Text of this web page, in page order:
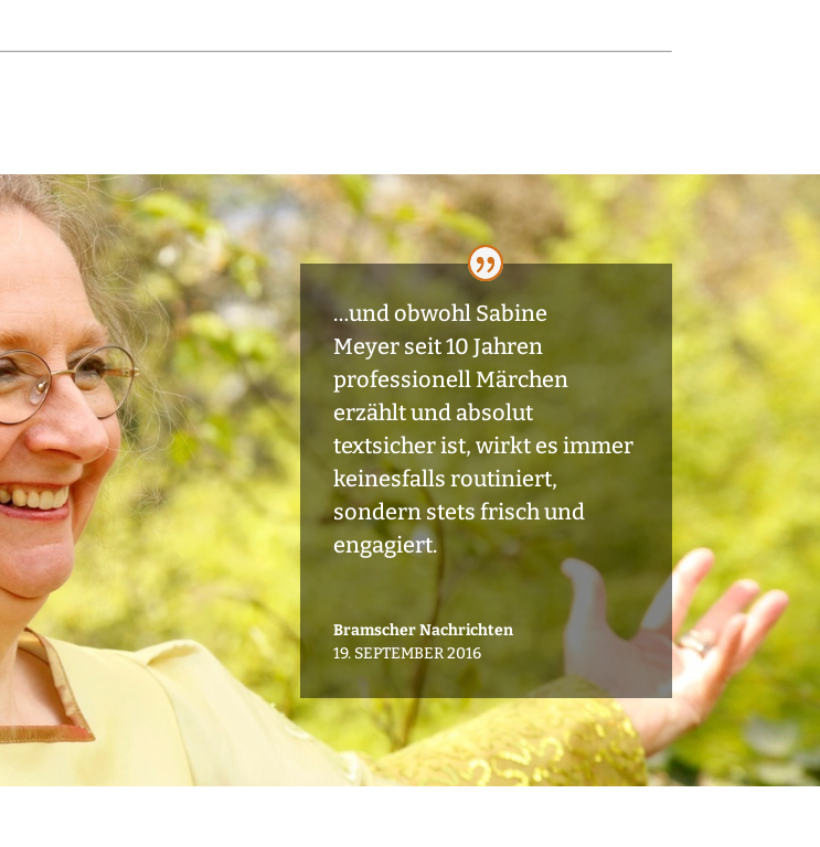
…und obwohl Sabine
Meyer seit 10 Jahren
professionell Märchen
erzählt und absolut
textsicher ist, wirkt es immer
keinesfalls routiniert,
sondern stets frisch und
engagiert.
Bramscher Nachrichten
19. SEPTEMBER 2016